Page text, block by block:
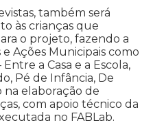
também será
às crianças que
o projeto, fazendo a
Ações Municipais como
a Casa e a Escola,
Pé de Infância, De
na elaboração de
com apoio técnico da
no FABLab.